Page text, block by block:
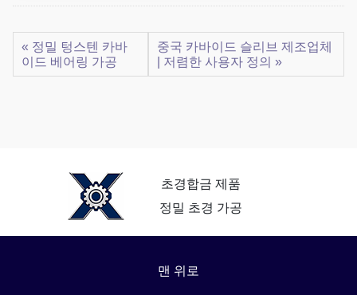
« 정밀 텅스텐 카바
이드 베어링 가공
중국 카바이드 슬리브 제조업체
| 저렴한 사용자 정의 »
초경합금 제품
정밀 초경 가공
맨 위로